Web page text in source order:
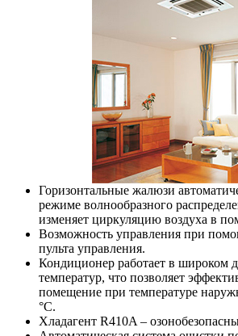
Горизонтальные жалюзи
режиме волнообразного
изменяет циркуляцию воздуха в
Возможность управления при
пульта управления.
Кондиционер работает в широком
температур, что позволяет
помещение при температуре
°С.
Хладагент R410A –